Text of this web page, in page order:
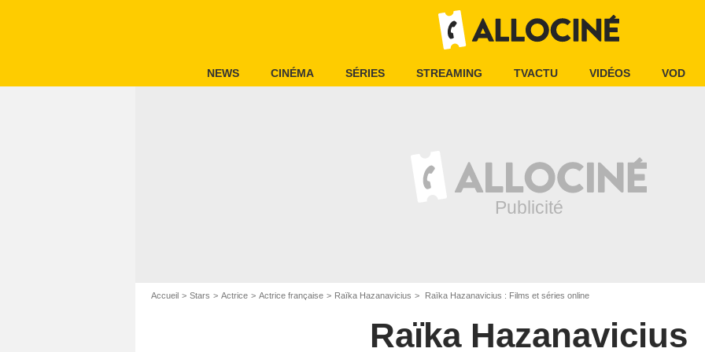
NEWS CINÉMA SÉRIES STREAMING TVACTU VIDÉOS VOD
Accueil Stars Actrice Actrice française Raïka Hazanavicius Raïka Hazanavicius : Films et séries online
Raïka Hazanavicius